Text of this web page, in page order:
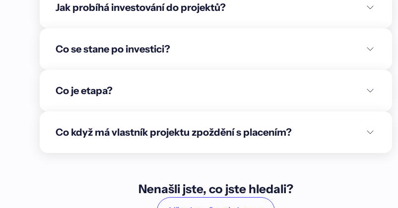
Jak probíhá investování do projektů?
Co se stane po investici?
Co je etapa?
Co když má vlastník projektu zpoždění s placením?
Nenašli jste, co jste hledali?